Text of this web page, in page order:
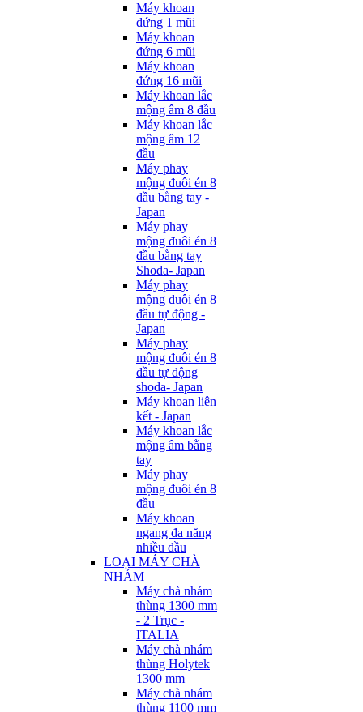
Máy khoan
đứng 1 mũi
Máy khoan
đứng 6 mũi
Máy khoan
đứng 16 mũi
Máy khoan lắc
mộng âm 8 đầu
Máy khoan lắc
mộng âm 12
đầu
Máy phay
mộng đuôi én 8
đầu bằng tay -
Japan
Máy phay
mộng đuôi én 8
đầu bằng tay
Shoda- Japan
Máy phay
mộng đuôi én 8
đầu tự động -
Japan
Máy phay
mộng đuôi én 8
đầu tự động
shoda- Japan
Máy khoan liên
kết - Japan
Máy khoan lắc
mộng âm bằng
tay
Máy phay
mộng đuôi én 8
đầu
Máy khoan
ngang đa năng
nhiều đầu
LOẠI MÁY CHÀ
NHÁM
Máy chà nhám
thùng 1300 mm
- 2 Trục -
ITALIA
Máy chà nhám
thùng Holytek
1300 mm
Máy chà nhám
thùng 1100 mm